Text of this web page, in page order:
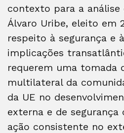
contexto para a análise
Álvaro Uribe, eleito em
respeito à segurança e
implicações
requerem uma tomada
multilateral da
da UE no
externa e de
ação consistente no